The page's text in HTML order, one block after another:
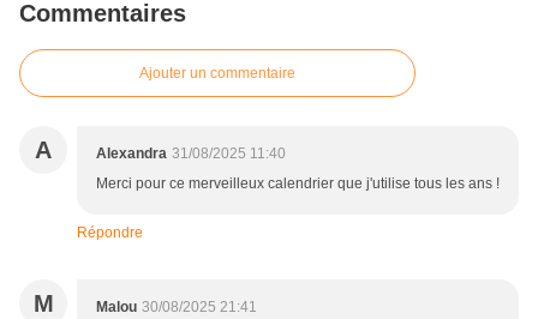
Commentaires
Ajouter un commentaire
A Alexandra 31/08/2025 11:40
Merci pour ce merveilleux calendrier que j'utilise tous les ans !
Répondre
M Malou 30/08/2025 21:41